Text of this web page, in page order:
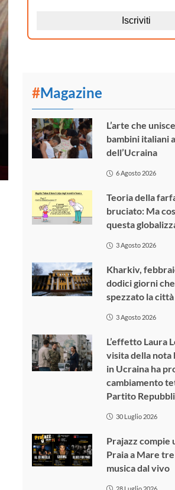
#Magazine
L’arte che
bambini italiani
dell’Ucraina
6 Agosto 2026
Teoria della
bruciato: Ma
questa
3 Agosto 2026
Kharkiv,
dodici giorni
spezzato la città
3 Agosto 2026
L’effetto Laura
visita della nota
in Ucraina ha
cambiamento
Partito
30 Luglio 2026
Prajazz compie
Praia a Mare
musica dal vivo
28 Luglio 2026